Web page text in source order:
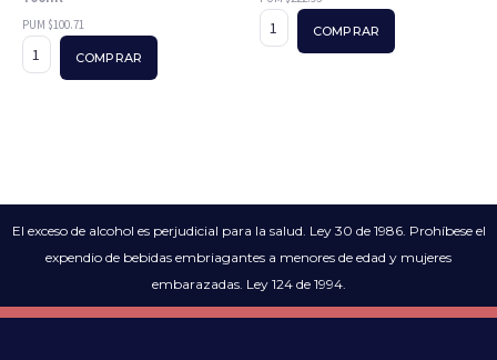
PUM $100.71
COMPRAR
COMPRAR
El exceso de alcohol es perjudicial para la salud. Ley 30 de 1986. Prohíbese el
expendio de bebidas embriagantes a menores de edad y mujeres
embarazadas. Ley 124 de 1994.